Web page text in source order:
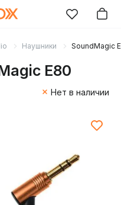
Наушники SoundMagic
E80
Нет в наличии